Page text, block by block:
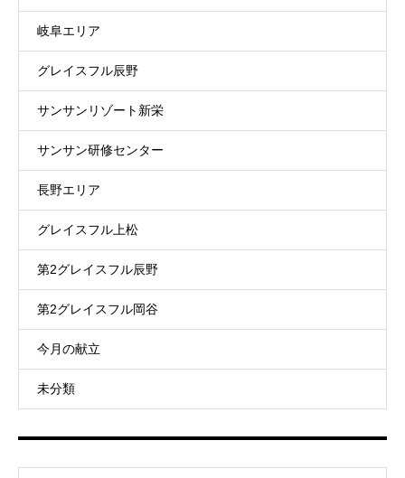
岐阜エリア
グレイスフル辰野
サンサンリゾート新栄
サンサン研修センター
長野エリア
グレイスフル上松
第2グレイスフル辰野
第2グレイスフル岡谷
今月の献立
未分類